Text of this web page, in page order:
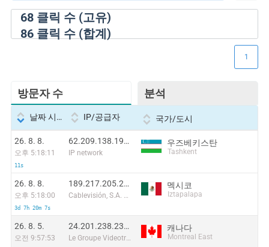
68클릭 수 (고유)
86클릭 수 (합계)
방문자 수 분석
1
날짜 시간 IP/공급자 국가/도시
26. 8. 8.
오후 5:18:11
11s
62.209.138.195:43750
IP network
우즈베키스탄
Tashkent
26. 8. 8.
오후 5:18:00
3d 7h 20m 7s
189.217.205.246:33264
Cablevisión, S.A. de C.V.
멕시코
Iztapalapa
26. 8. 5.
오전 9:57:53
24.201.238.232:36166
Le Groupe Videotron Ltee
캐나다
Montreal East